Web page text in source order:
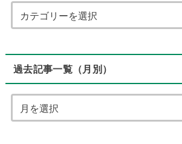
過去記事一覧（月別）